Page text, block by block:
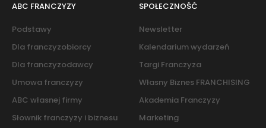
ABC FRANCZYZY
Podstawy
Dla franczyzobiorcy
Dla franczyzodawcy
Umowa franczyzy
ABC własnej firmy
Słownik franczyzy i biznesu
SPOŁECZNOŚĆ
Newsletter
Kalendarium wydarzeń
Targi Franczyza
Własny Biznes FRANCHISING
Akademia Franczyzy
Marketing